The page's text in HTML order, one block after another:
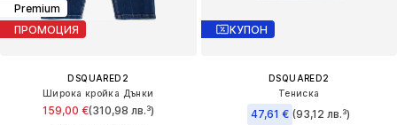
Premium
ПРОМОЦИЯ
DSQUARED2
Широка кройка Дънки
159,00 €(310,98 лв.³)
КУПОН
DSQUARED2
Тениска
47,61 € (93,12 лв.³)